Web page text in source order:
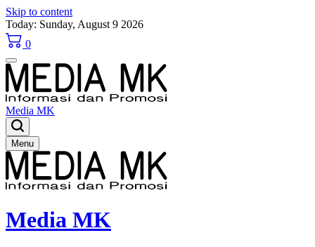
Skip to content
Today: Sunday, August 9 2026
0
Media MK
Menu
Media MK